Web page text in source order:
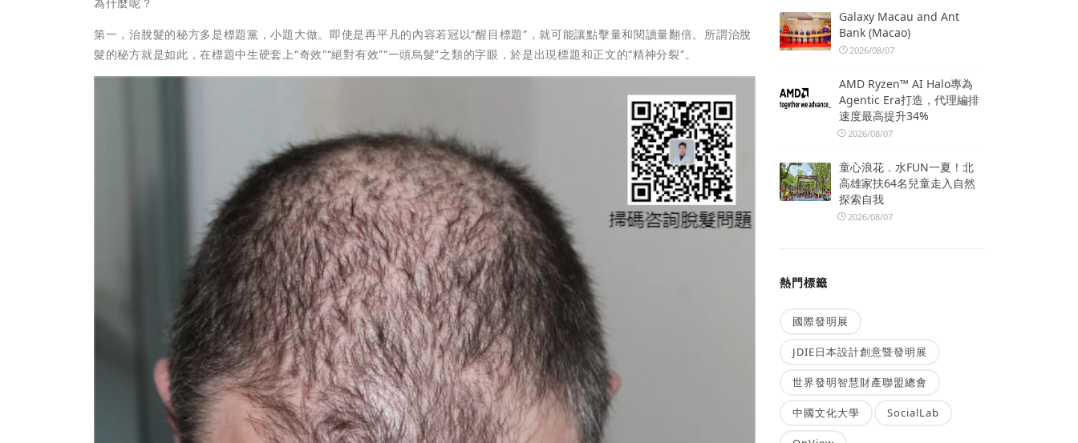
為什麼呢？
第一，治脫髮的秘方多是標題黨，小題大做。即使是再平凡的內容若冠以“醒目標題”，就可能讓點擊量和閱讀量翻倍。所謂治脫
髮的秘方就是如此，在標題中生硬套上“奇效”“絕對有效”“一頭烏髮”之類的字眼，於是出現標題和正文的“精神分裂”。
Galaxy Macau and Ant
Bank (Macao)
2026/08/07
AMD Ryzen™ AI Halo專為
Agentic Era打造，代理編排
速度最高提升34%
2026/08/07
童心浪花．水FUN一夏！北
高雄家扶64名兒童走入自然
探索自我
2026/08/07
熱門標籤
國際發明展
JDIE日本設計創意暨發明展
世界發明智慧財產聯盟總會
中國文化大學 SocialLab